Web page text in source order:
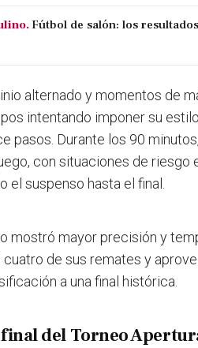
Fútbol de salón: los
alternado y momentos de
intentando imponer su
pasos. Durante los 90
con situaciones de riesgo
suspenso hasta el final.
mostró mayor precisión y
de sus remates y
a una final histórica.
del Torneo